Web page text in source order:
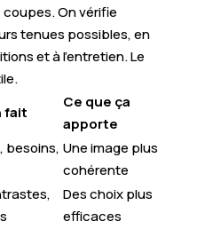
On vérifie
tenues possibles, en
et à l’entretien. Le
fait
Ce que ça
apporte
besoins, Une image plus
cohérente
Des choix plus
efficaces